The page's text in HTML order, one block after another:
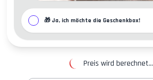
Preis wird berechnet...
🎁 Ja, ich möchte die Geschenkbox!